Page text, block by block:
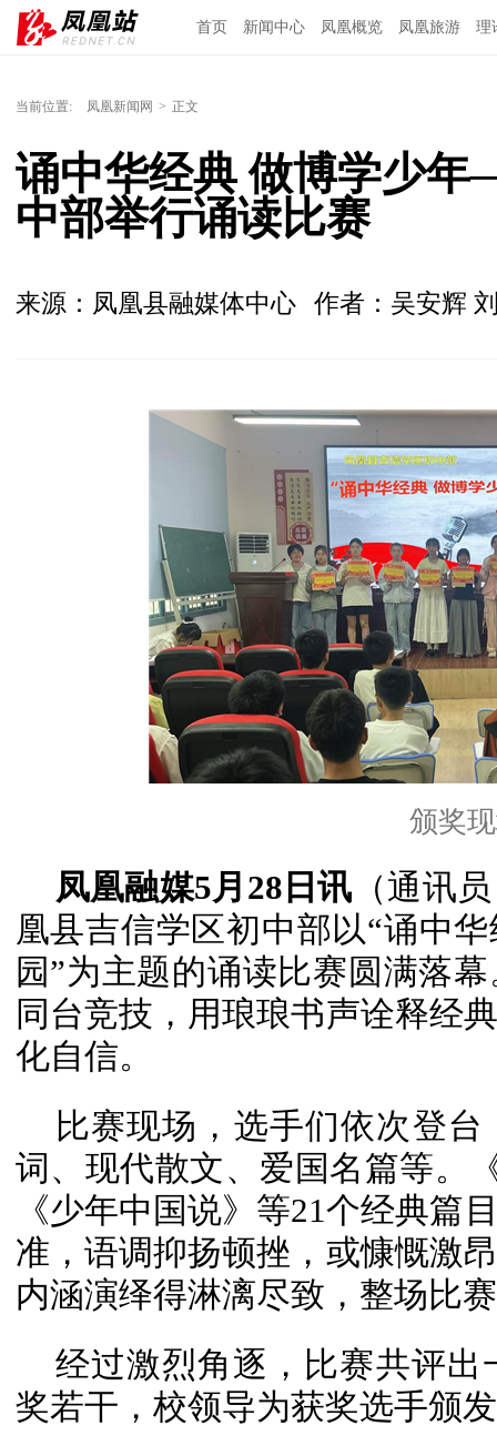
首页 新闻中心 凤凰概览 凤凰旅游 理
当前位置: 凤凰新闻网 > 正文
诵中华经典 做博学少
中部举行诵读比赛
来源：凤凰县融媒体中心 作者：吴安辉
颁奖
凤凰融媒5月28日讯 （通讯
凰县吉信学区初中部以“诵中
园”为主题的诵读比赛圆满落
同台竞技，用琅琅书声诠释经
化自信。
比赛现场，选手们依次登
词、现代散文、爱国名篇等。
《少年中国说》等21个经典篇
准，语调抑扬顿挫，或慷慨激
内涵演绎得淋漓尽致，整场比
经过激烈角逐，比赛共评
奖若干，校领导为获奖选手颁